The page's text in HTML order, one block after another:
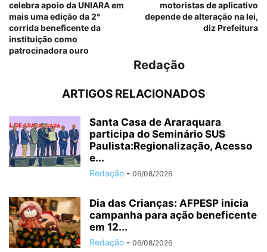
celebra apoio da UNIARA em
mais uma edição da 2°
corrida beneficente da
instituição como
patrocinadora ouro
motoristas de aplicativo
depende de alteração na lei,
diz Prefeitura
Redação
ARTIGOS RELACIONADOS
Santa Casa de Araraquara
participa do Seminário SUS
Paulista:Regionalização, Acesso
e...
Redação - 06/08/2026
Dia das Crianças: AFPESP inicia
campanha para ação beneficente
em 12...
Redação - 06/08/2026